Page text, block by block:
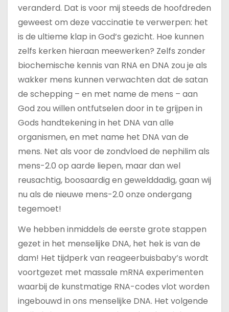
veranderd. Dat is voor mij steeds de hoofdreden
geweest om deze vaccinatie te verwerpen: het
is de ultieme klap in God’s gezicht. Hoe kunnen
zelfs kerken hieraan meewerken? Zelfs zonder
biochemische kennis van RNA en DNA zou je als
wakker mens kunnen verwachten dat de satan
de schepping – en met name de mens – aan
God zou willen ontfutselen door in te grijpen in
Gods handtekening in het DNA van alle
organismen, en met name het DNA van de
mens. Net als voor de zondvloed de nephilim als
mens-2.0 op aarde liepen, maar dan wel
reusachtig, boosaardig en gewelddadig, gaan wij
nu als de nieuwe mens-2.0 onze ondergang
tegemoet!
We hebben inmiddels de eerste grote stappen
gezet in het menselijke DNA, het hek is van de
dam! Het tijdperk van reageerbuisbaby’s wordt
voortgezet met massale mRNA experimenten
waarbij de kunstmatige RNA-codes vlot worden
ingebouwd in ons menselijke DNA. Het volgende